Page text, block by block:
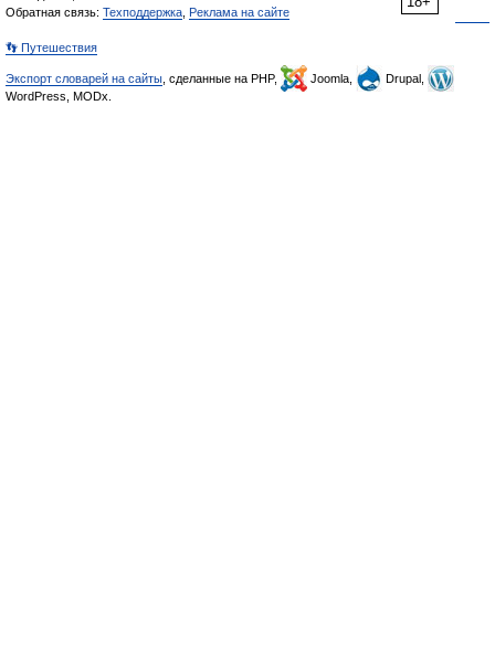
Обратная связь: Техподдержка Реклама на сайте
👣 Путешествия
Экспорт словарей на сайты , сделанные на PHP, Joomla,
Drupal,
WordPress, MODx.